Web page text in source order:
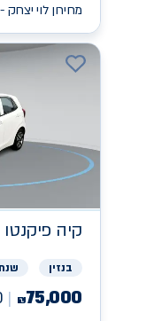
מחירון לוי יצחק -
קיה פיקנטו LX
בנזין שנת
₪75,000